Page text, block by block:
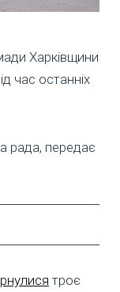
Харківщини
час останніх
рада, передає
троє